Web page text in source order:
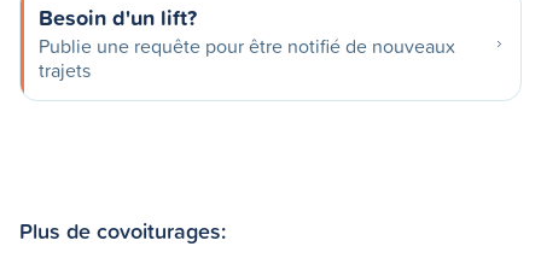
Besoin d'un lift?
Publie une requête pour être notifié de nouveaux
trajets
Plus de covoiturages: